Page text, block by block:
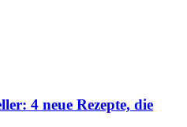
4 neue Rezepte, die